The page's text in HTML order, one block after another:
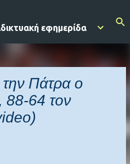
κύριο περιεχόμενο
εφημερίδα
Πάτρα ο
88-64 τον